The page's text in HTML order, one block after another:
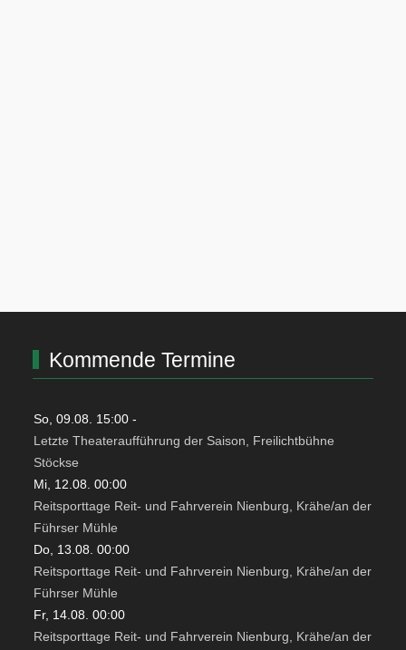
Kommende Termine
So, 09.08. 15:00-
Letzte Theateraufführung der Saison, Freilichtbühne
Stöckse
Mi, 12.08. 00:00
Reitsporttage Reit- und Fahrverein Nienburg, Krähe/an der
Führser Mühle
Do, 13.08. 00:00
Reitsporttage Reit- und Fahrverein Nienburg, Krähe/an der
Führser Mühle
Fr, 14.08. 00:00
Reitsporttage Reit- und Fahrverein Nienburg, Krähe/an der